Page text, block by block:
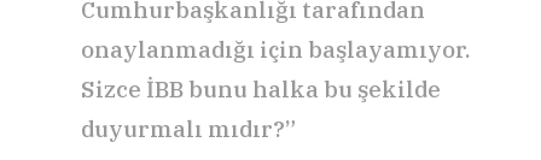
Cumhurbaşkanlığı tarafından
onaylanmadığı için başlayamıyor.
Sizce İBB bunu halka bu şekilde
duyurmalı mıdır?”